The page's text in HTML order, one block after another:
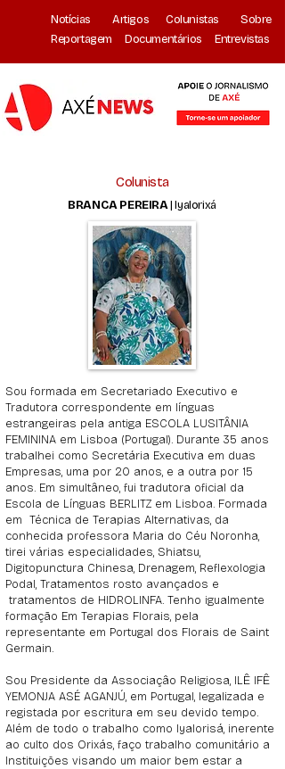
Notícias Artigos Colunistas
Sobre
Reportagem
Documentários Entrevistas
Colunista
BRANCA PEREIRA| Iyalorixá
Sou formada em Secretariado Executivo e
Tradutora correspondente em línguas
estrangeiras pela antiga ESCOLA LUSITÂNIA
FEMININA em Lisboa (Portugal). Durante 35 anos
trabalhei como Secretária Executiva em duas
Empresas, uma por 20 anos, e a outra por 15
anos. Em simultâneo, fui tradutora oficial da
Escola de Línguas BERLITZ em Lisboa. Formada
em Técnica de Terapias Alternativas, da
conhecida professora Maria do Céu Noronha,
tirei várias especialidades, Shiatsu,
Digitopunctura Chinesa, Drenagem, Reflexologia
Podal, Tratamentos rosto avançados e
tratamentos de HIDROLINFA. Tenho igualmente
formação Em Terapias Florais, pela
representante em Portugal dos Florais de Saint
Germain.
Sou Presidente da Associaçâo Religiosa, ILÊ IFÊ
YEMONJA ASÉ AGANJÚ, em Portugal, legalizada e
registada por escritura em seu devido tempo.
Além de todo o trabalho como Iyalorisá, inerente
ao culto dos Orixás, faço trabalho comunitário a
Instituições visando um maior bem estar a